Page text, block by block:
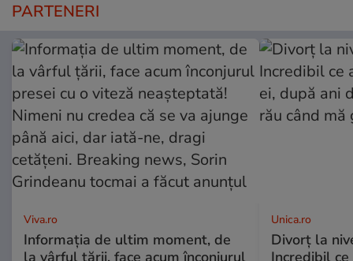
PARTENERI
Viva.ro
Informația de ultim moment, de
la vârful țării, face acum înconjurul
Unica.ro
Divorț la
Incredibil